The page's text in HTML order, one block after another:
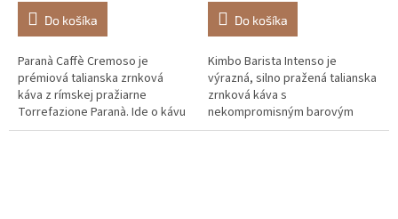
Do košíka
Paranà Caffè Cremoso je
prémiová talianska zrnková
káva z rímskej pražiarne
Torrefazione Paranà. Ide o kávu
navrhnutú tak, aby priniesla
Do košíka
Kimbo Barista Intenso je
výrazná, silno pražená talianska
zrnková káva s
nekompromisným barovým
profilom v pravom neapolskom